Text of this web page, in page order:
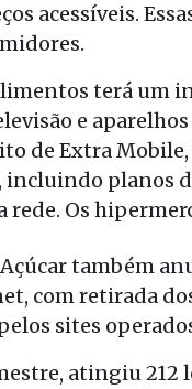
acessíveis.
terá um
e
de Extra
planos
rede. Os
Açúcar também
com retirada
sites
atingiu 212